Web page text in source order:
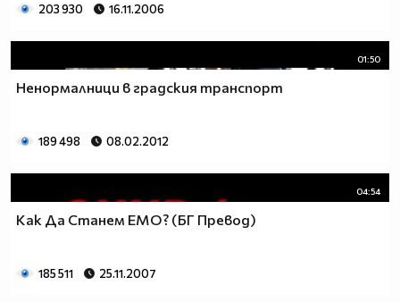
203 930 16.11.2006
01:50
Ненормалници в градския транспорт
189 498 08.02.2012
04:54
Как Да Станем ЕМО? (БГ Превод)
185 511 25.11.2007